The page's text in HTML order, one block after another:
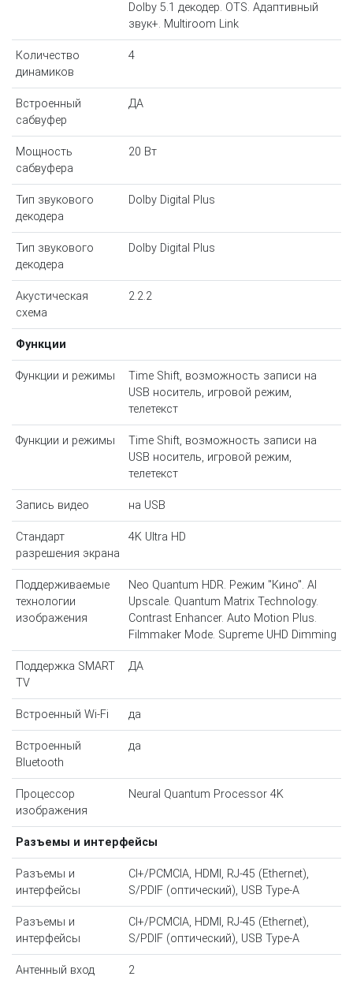
Dolby 5.1 декодер. OTS. Адаптивный
звук+. Multiroom Link
Количество
динамиков
4
Встроенный
сабвуфер
ДА
Мощность
сабвуфера
20 Вт
Тип звукового
декодера
Dolby Digital Plus
Тип звукового
декодера
Dolby Digital Plus
Акустическая
схема
2.2.2
Функции
Функции и режимы
Time Shift, возможность записи на
USB носитель, игровой режим,
телетекст
Функции и режимы
Time Shift, возможность записи на
USB носитель, игровой режим,
телетекст
Запись видео на USB
Стандарт
разрешения экрана
4K Ultra HD
Поддерживаемые
технологии
изображения
Neo Quantum HDR. Режим "Кино". AI
Upscale. Quantum Matrix Technology.
Contrast Enhancer. Auto Motion Plus.
Filmmaker Mode. Supreme UHD Dimming
Поддержка SMART
TV
ДА
Встроенный Wi-Fi да
Встроенный
Bluetooth
да
Процессор
изображения
Neural Quantum Processor 4K
Разъемы и интерфейсы
Разъемы и
интерфейсы
CI+/PCMCIA, HDMI, RJ-45 (Ethernet),
S/PDIF (оптический), USB Type-A
Разъемы и
интерфейсы
CI+/PCMCIA, HDMI, RJ-45 (Ethernet),
S/PDIF (оптический), USB Type-A
Антенный вход 2